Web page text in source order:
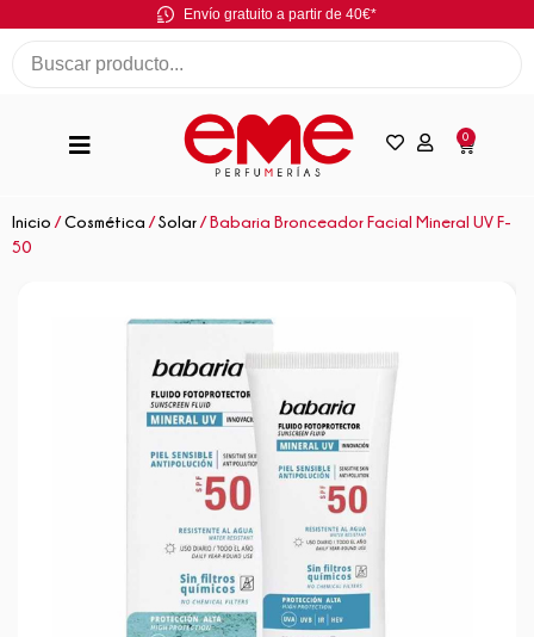
Envío gratuito a partir de 40€*
0
Inicio /Cosmética /Solar / Babaria Bronceador Facial Mineral UV F-
50